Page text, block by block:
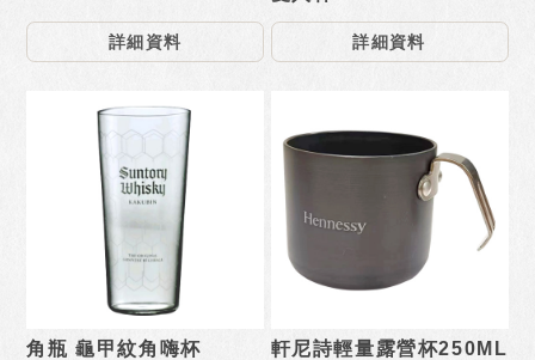
詳細資料 詳細資料
角瓶 龜甲紋角嗨杯 軒尼詩輕量露營杯250ML